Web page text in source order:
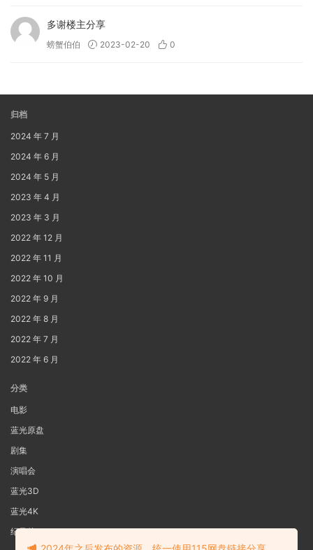
多谢楼主分享
螃蟹伯伯 2023-02-20 0
归档
2024 年 7 月
2024 年 6 月
2024 年 5 月
2023 年 4 月
2023 年 3 月
2022 年 12 月
2022 年 11 月
2022 年 10 月
2022 年 9 月
2022 年 8 月
2022 年 7 月
2022 年 6 月
分类
电影
蓝光原盘
剧集
演唱会
蓝光3D
蓝光4K
纪录片